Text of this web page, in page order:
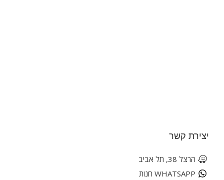
יצירת קשר
הרצל 38, תל אביב
WHATSAPP חנות